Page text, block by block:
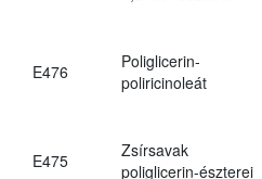
E476
Poliglicerin-
poliricinoleát
E475
Zsírsavak
poliglicerin-észterei